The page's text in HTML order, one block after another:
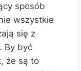
sposób
wszystkie
się z
By być
że są to